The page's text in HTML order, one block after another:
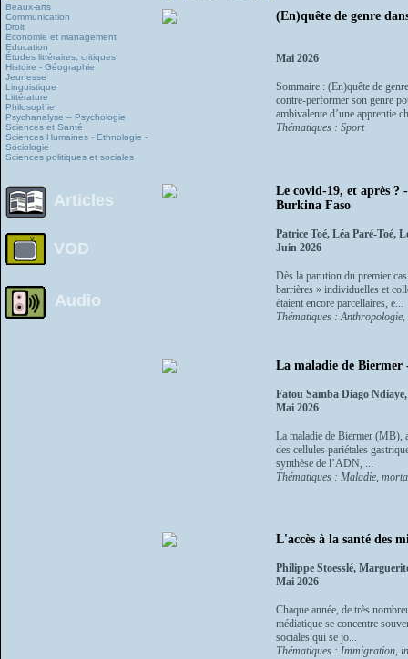
Beaux-arts
Communication
Droit
Economie et management
Education
Études littéraires, critiques
Histoire - Géographie
Jeunesse
Linguistique
Littérature
Philosophie
Psychanalyse – Psychologie
Sciences et Santé
Sciences Humaines - Ethnologie -
Sociologie
Sciences politiques et sociales
Articles
VOD
Audio
(En)quête de genre
Mai 2026
Sommaire : (En)quête de
contre-performer son genre
ambivalente d’une apprentie
Thématiques : Sport
Le covid-19, et après ?
Burkina Faso
Patrice Toé, Léa Paré-Toé,
Juin 2026
Dès la parution du premier
barrières » individuelles et
étaient encore parcellaires, e...
Thématiques :
La maladie de
Fatou Samba Diago
Mai 2026
La maladie de Biermer (MB),
des cellules pariétales
synthèse de l’ADN, ...
Thématiques : Maladie,
L'accès à la santé des
Philippe Stoesslé,
Mai 2026
Chaque année, de très
médiatique se concentre
sociales qui se jo...
Thématiques : Immigration,